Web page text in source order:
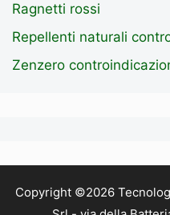
Ragnetti rossi
Repellenti naturali
Zenzero
Copyright ©2026